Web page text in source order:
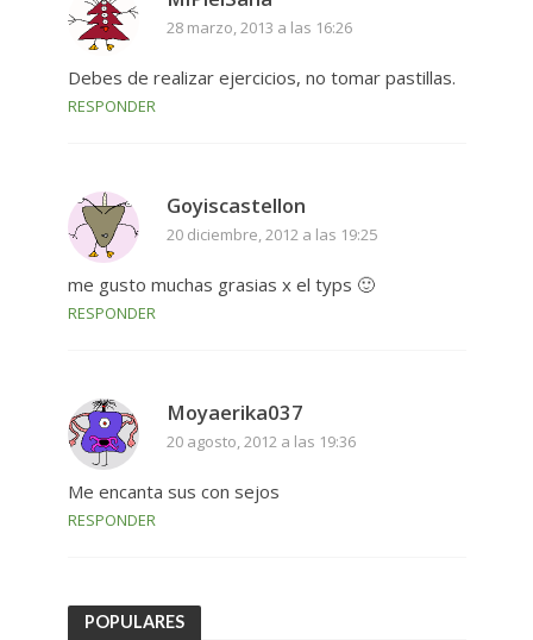
28 marzo, 2013 a las 16:26
Debes de realizar ejercicios, no tomar pastillas.
RESPONDER
Goyiscastellon
20 diciembre, 2012 a las 19:25
me gusto muchas grasias x el typs 🙂
RESPONDER
Moyaerika037
20 agosto, 2012 a las 19:36
Me encanta sus con sejos
RESPONDER
POPULARES